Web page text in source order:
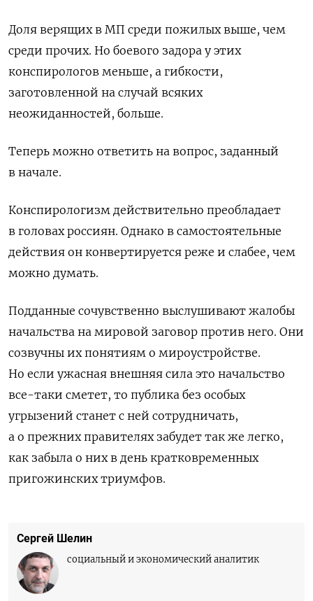
Доля верящих в МП среди пожилых выше, чем
среди прочих. Но боевого задора у этих
конспирологов меньше, а гибкости,
заготовленной на случай всяких
неожиданностей, больше.
Теперь можно ответить на вопрос, заданный
в начале.
Конспирологизм действительно преобладает
в головах россиян. Однако в самостоятельные
действия он конвертируется реже и слабее, чем
можно думать.
Подданные сочувственно выслушивают жалобы
начальства на мировой заговор против него. Они
созвучны их понятиям о мироустройстве.
Но если ужасная внешняя сила это начальство
все-таки сметет, то публика без особых
угрызений станет с ней сотрудничать,
а о прежних правителях забудет так же легко,
как забыла о них в день кратковременных
пригожинских триумфов.
Сергей Шелин
социальный и экономический аналитик